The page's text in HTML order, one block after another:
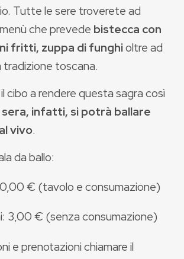
Tutte le sere troverete ad
che prevede bistecca con
fritti, zuppa di funghioltre ad
tradizione toscana.
cibo a rendere questa sagra così
sera, infatti, si potrà ballare
vivo.
da ballo:
€ (tavolo e consumazione)
3,00 € (senza consumazione)
e prenotazioni chiamare il